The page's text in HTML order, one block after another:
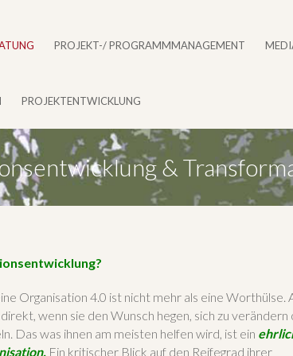
PROJEKT-/ PROGRAMMMANAGEMENT
PROJEKTENTWICKLUNG
&
Organisation 4.0 ist nicht mehr als eine Worthülse.
wenn sie den Wunsch hegen, sich zu
Das was ihnen am meisten helfen wird, ist ein
Ein kritischer Blick auf den Reifegrad ihrer